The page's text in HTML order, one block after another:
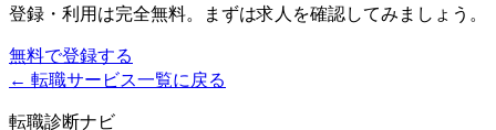
登録・利用は完全無料。まずは求人を確認してみましょう。
無料で登録する
← 転職サービス一覧に戻る
転職診断ナビ